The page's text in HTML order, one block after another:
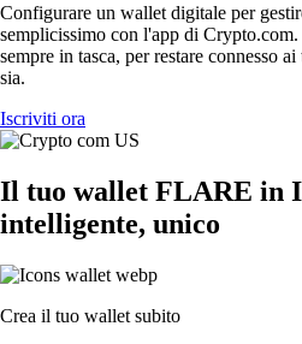
Configurare un wallet digitale per
semplicissimo con l'app di
sempre in tasca, per restare connesso
sia.
Iscriviti ora
Il tuo wallet FLARE in
intelligente, unico
Crea il tuo wallet subito